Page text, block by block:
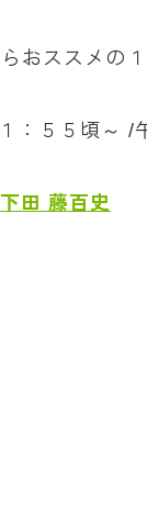
おススメの
５５頃～ /
下田 藤百史